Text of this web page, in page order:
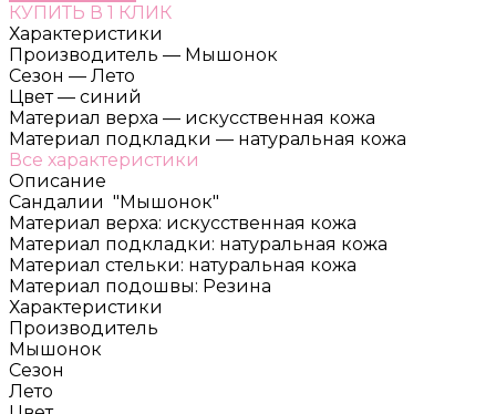
КУПИТЬ В 1 КЛИК
Характеристики
Производитель — Мышонок
Сезон — Лето
Цвет — синий
Материал верха — искусственная кожа
Материал подкладки — натуральная кожа
Все характеристики
Описание
Сандалии "Мышонок"
Материал верха: искусственная кожа
Материал подкладки: натуральная кожа
Материал стельки: натуральная кожа
Материал подошвы: Резина
Характеристики
Производитель
Мышонок
Сезон
Лето